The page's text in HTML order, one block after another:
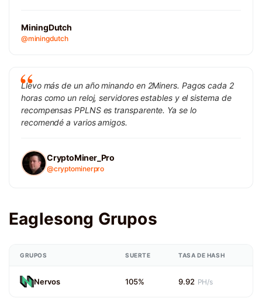
MiningDutch
@miningdutch
Llevo más de un año minando en 2Miners. Pagos cada 2
horas como un reloj, servidores estables y el sistema de
recompensas PPLNS es transparente. Ya se lo
recomendé a varios amigos.
CryptoMiner_Pro
@cryptominerpro
Eaglesong Grupos
GRUPOS SUERTE TASA DE HASH
Nervos 105% 9.92 PH/s